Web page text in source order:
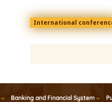
Menu
top
En
International
Banking and Financial System